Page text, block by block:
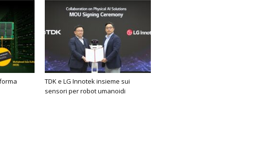
TDK e LG Innotek insieme sui
sensori per robot umanoidi